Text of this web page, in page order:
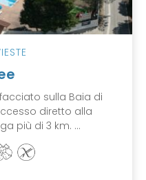
sulla Baia di
diretto alla
più di 3 km. ...